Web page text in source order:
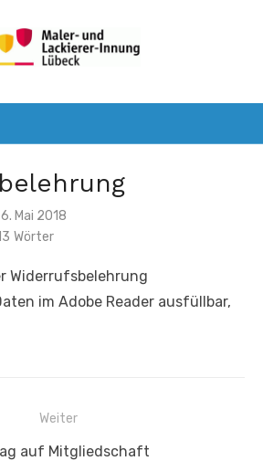
Veröffentlicht
am
6. Mai 2018
Wörter
Widerrufsbelehrung
im Adobe Reader ausfüllbar,
Weiter
auf Mitgliedschaft